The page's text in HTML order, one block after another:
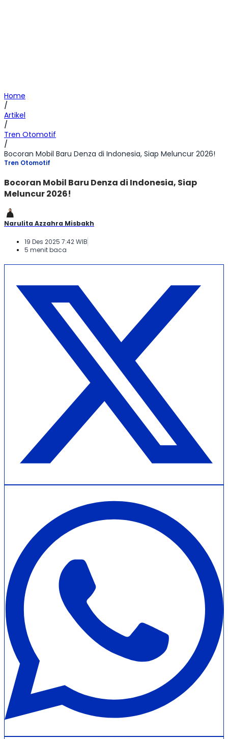
Home
/
Artikel
/
Tren Otomotif
/
Bocoran Mobil Baru Denza di Indonesia, Siap Meluncur 2026!
Tren Otomotif
Bocoran Mobil Baru Denza di Indonesia, Siap
Meluncur 2026!
Narulita Azzahra Misbakh
19 Des 2025 7:42 WIB
5 menit baca